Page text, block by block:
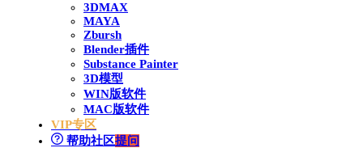
3DMAX
MAYA
Zbursh
Blender插件
Substance Painter
3D模型
WIN版软件
MAC版软件
VIP专区
帮助社区提问